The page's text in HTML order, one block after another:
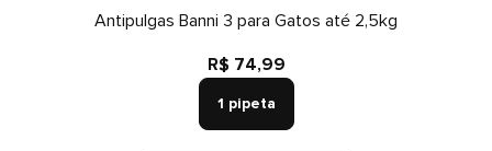
Antipulgas Banni 3 para Gatos até 2,5kg
R$ 74,99
1 pipeta